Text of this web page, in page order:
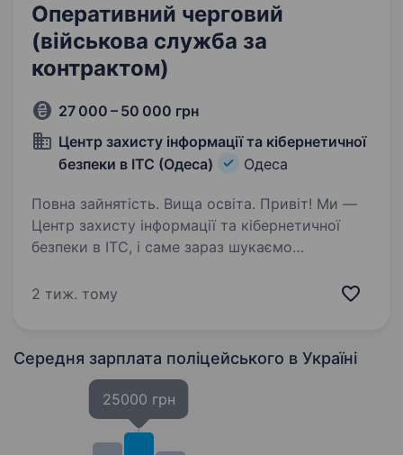
Оперативний черговий
(військова служба за
контрактом)
27 000 – 50 000 грн
Центр захисту інформації та кібернетичної
безпеки в ІТС (Одеса)
Одеса
Повна зайнятість. Вища освіта. Привіт! Ми —
Центр захисту інформації та кібернетичної
безпеки в ІТС, і саме зараз шукаємо
в Одесі. Дана вакансія передбачає наявність
2 тиж. тому
Середня зарплата поліцейського в Україні
25000 грн